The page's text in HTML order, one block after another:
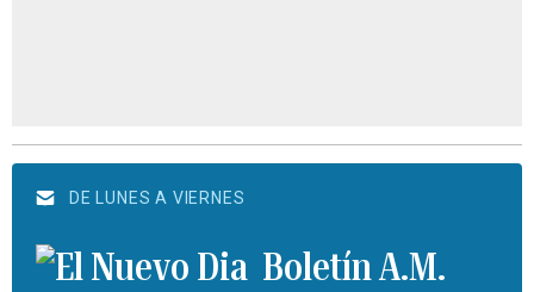
DE LUNES A VIERNES
Boletín A.M.